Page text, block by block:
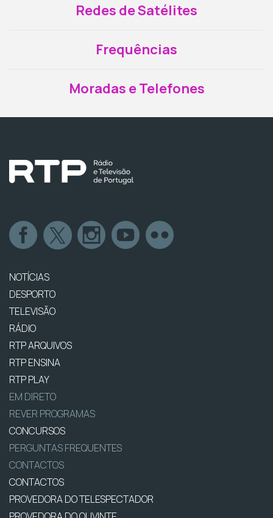
Redes de Satélites
Frequências
Moradas e Telefones
NOTÍCIAS
DESPORTO
TELEVISÃO
RÁDIO
RTP ARQUIVOS
RTP ENSINA
RTP PLAY
EM DIRETO
REVER PROGRAMAS
CONCURSOS
PERGUNTAS FREQUENTES
CONTACTOS
CONTACTOS
PROVEDORA DO TELESPECTADOR